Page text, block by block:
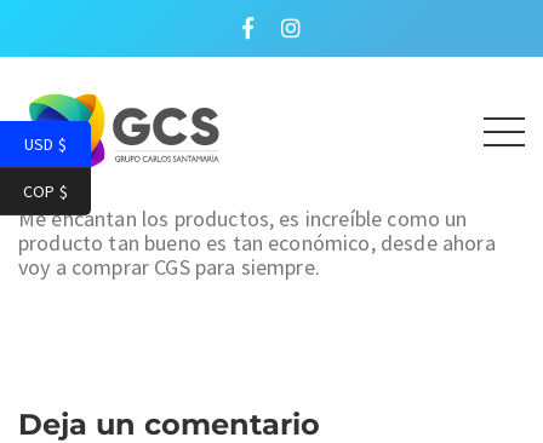
Me encantan los productos, es increíble como un
producto tan bueno es tan económico, desde ahora
voy a comprar CGS para siempre.
Deja un comentario
USD $
COP $